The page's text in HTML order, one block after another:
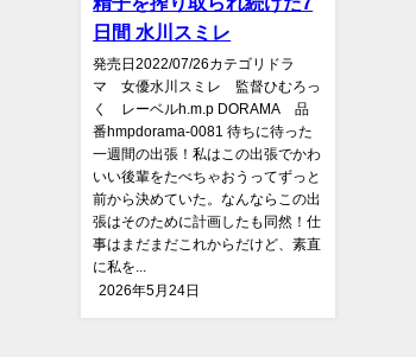
日間 水川スミレ
発売日2022/07/26カテゴリドラ
マ 女優水川スミレ 監督ひむろっ
く レーベルh.m.p DORAMA 品
番hmpdorama-0081 待ちに待った
一週間の出張！私はこの出張でかわ
いい後輩をたべちゃおうってずっと
前から決めていた。なんならこの出
張はそのために計画したも同然！仕
事はまだまだこれからだけど、素直
に私を...
2026年5月24日